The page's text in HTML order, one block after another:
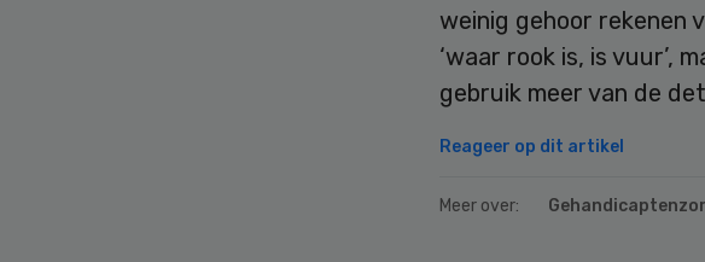
weinig gehoor rekenen
‘waar rook is, is vuur’,
gebruik meer van de
Reageer op dit artikel
Meer over: